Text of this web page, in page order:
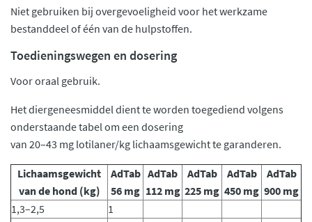
Niet gebruiken bij overgevoeligheid voor het werkzame
bestanddeel of één van de hulpstoffen.
Toedieningswegen en dosering
Voor oraal gebruik.
Het diergeneesmiddel dient te worden toegediend volgens
onderstaande tabel om een dosering
van 20–43 mg lotilaner/kg lichaamsgewicht te garanderen.
Lichaamsgewicht
van de hond (kg)
AdTab
56 mg
AdTab
112 mg
AdTab
225 mg
AdTab
450 mg
AdTab
900 mg
1,3–2,5
1